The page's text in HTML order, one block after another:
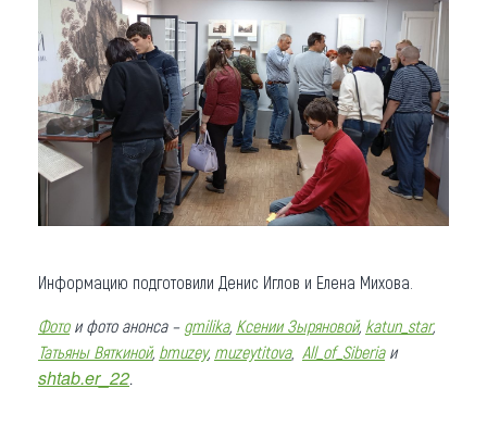
Информацию подготовили Денис Иглов и Елена Михова.
Фотои фото анонса – gmilika, Ксении Зыряновой, katun_star,
Татьяны Вяткиной, bmuzey, muzeytitova, All_of_Siberiaи
shtab.er_22.